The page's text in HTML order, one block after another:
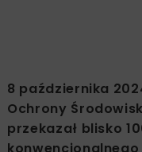
8 października
Ochrony
przekazał blisko